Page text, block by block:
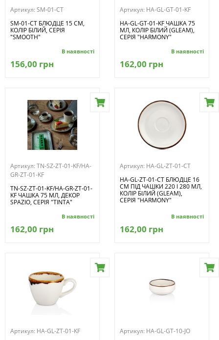
Артикул: SM-01-CT
SM-01-CT БЛЮДЦЕ 15 СМ,
КОЛІР БІЛИЙ, СЕРІЯ
"SMOOTH"
В наявності
156,00 грн
Артикул: HA-GL-GT-01-KF
HA-GL-GT-01-KF ЧАШКА 75
МЛ, КОЛІР БІЛИЙ (GLEAM),
СЕРІЯ "HARMONY"
В наявності
162,00 грн
Артикул: TN-SZ-ZT-01-KF/HA-
GR-ZT-01-KF
TN-SZ-ZT-01-KF/HA-GR-ZT-01-
KF ЧАШКА 75 МЛ, ДЕКОР
SPAZIO, СЕРІЯ "TINTA"
В наявності
162,00 грн
Артикул: HA-GL-ZT-01-CT
HA-GL-ZT-01-CT БЛЮДЦЕ 16
СМ ПІД ЧАШКИ 220 І 280 МЛ,
КОЛІР БІЛИЙ (GLEAM),
СЕРІЯ "HARMONY"
В наявності
162,00 грн
Артикул: HA-GL-ZT-01-KF
Артикул: HA-GL-GT-10-JO